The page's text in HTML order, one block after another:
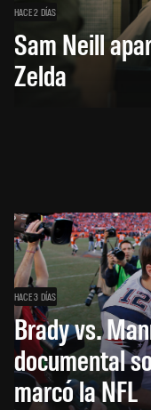
HACE 2 DÍAS
Sam Neill
Zelda
HACE 3 DÍAS
Brady vs.
documental
marcó la NFL